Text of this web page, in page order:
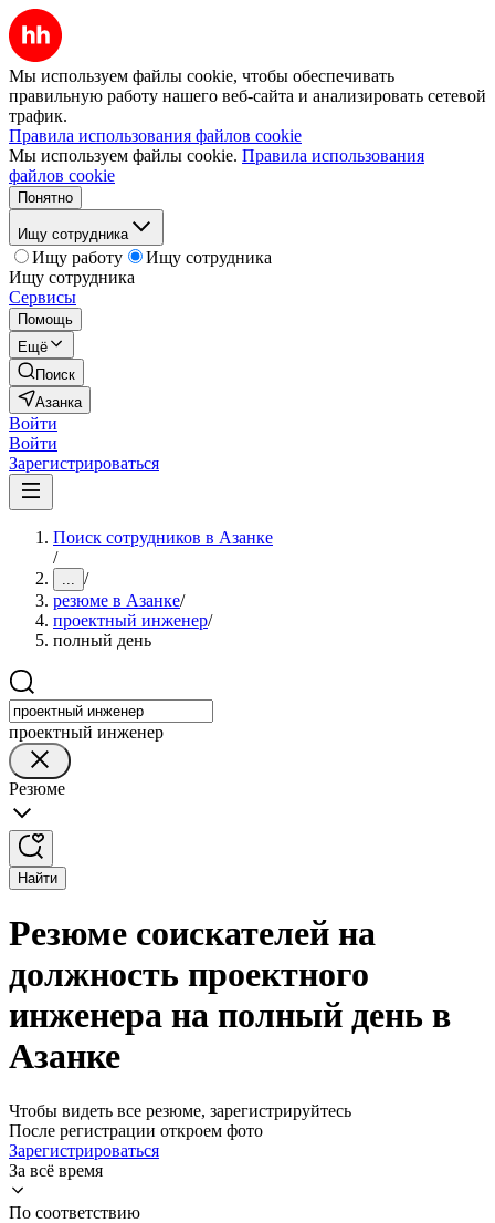
Мы используем файлы cookie, чтобы обеспечивать
правильную работу нашего веб-сайта и анализировать сетевой
трафик.
Правила использования файлов cookie
Мы используем файлы cookie. Правила использования
файлов cookie
Понятно
Ищу сотрудника
Ищу работу
Ищу сотрудника
Ищу сотрудника
Сервисы
Помощь
Ещё
Поиск
Азанка
Войти
Войти
Зарегистрироваться
Поиск сотрудников в Азанке
/
... /
резюме в Азанке/
проектный инженер/
полный день
проектный инженер
Резюме
Найти
Резюме соискателей на
должность проектного
инженера на полный день в
Азанке
Чтобы видеть все резюме, зарегистрируйтесь
После регистрации откроем фото
Зарегистрироваться
За всё время
По соответствию